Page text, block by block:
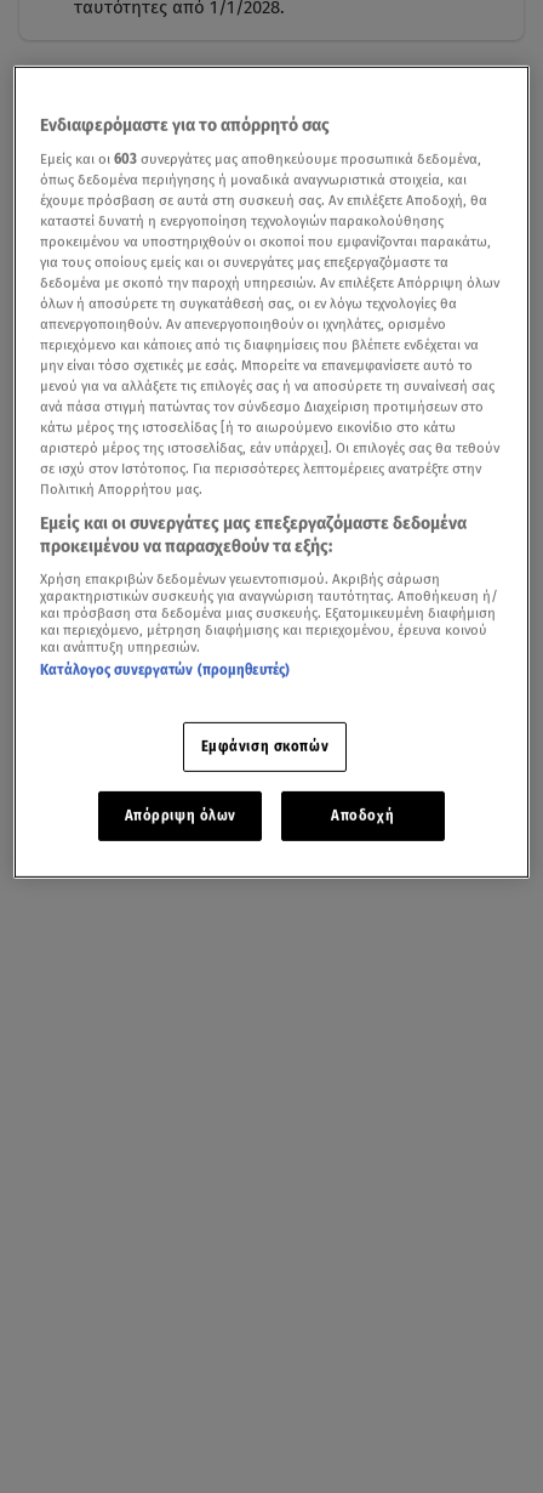
ταυτότητες από 1/1/2028.
Ενδιαφερόμαστε για το απόρρητό σας
Εμείς και οι603 συνεργάτες μας αποθηκεύουμε προσωπικά δεδομένα,
όπως δεδομένα περιήγησης ή μοναδικά αναγνωριστικά στοιχεία, και
έχουμε πρόσβαση σε αυτά στη συσκευή σας. Αν επιλέξετε Αποδοχή, θα
καταστεί δυνατή η ενεργοποίηση τεχνολογιών παρακολούθησης
προκειμένου να υποστηριχθούν οι σκοποί που εμφανίζονται παρακάτω,
για τους οποίους εμείς και οι συνεργάτες μας επεξεργαζόμαστε τα
δεδομένα με σκοπό την παροχή υπηρεσιών. Αν επιλέξετε Απόρριψη όλων
όλων ή αποσύρετε τη συγκατάθεσή σας, οι εν λόγω τεχνολογίες θα
απενεργοποιηθούν. Αν απενεργοποιηθούν οι ιχνηλάτες, ορισμένο
περιεχόμενο και κάποιες από τις διαφημίσεις που βλέπετε ενδέχεται να
μην είναι τόσο σχετικές με εσάς. Μπορείτε να επανεμφανίσετε αυτό το
μενού για να αλλάξετε τις επιλογές σας ή να αποσύρετε τη συναίνεσή σας
ανά πάσα στιγμή πατώντας τον σύνδεσμο Διαχείριση προτιμήσεων στο
κάτω μέρος της ιστοσελίδας [ή το αιωρούμενο εικονίδιο στο κάτω
αριστερό μέρος της ιστοσελίδας, εάν υπάρχει]. Οι επιλογές σας θα τεθούν
σε ισχύ στον Ιστότοπος. Για περισσότερες λεπτομέρειες ανατρέξτε στην
Πολιτική Απορρήτου μας.
Εμείς και οι συνεργάτες μας επεξεργαζόμαστε δεδομένα
προκειμένου να παρασχεθούν τα εξής:
Χρήση επακριβών δεδομένων γεωεντοπισμού. Ακριβής σάρωση
χαρακτηριστικών συσκευής για αναγνώριση ταυτότητας. Αποθήκευση ή/
και πρόσβαση στα δεδομένα μιας συσκευής. Εξατομικευμένη διαφήμιση
και περιεχόμενο, μέτρηση διαφήμισης και περιεχομένου, έρευνα κοινού
και ανάπτυξη υπηρεσιών.
Κατάλογος συνεργατών (προμηθευτές)
Εμφάνιση σκοπών
Απόρριψη όλων Αποδοχή